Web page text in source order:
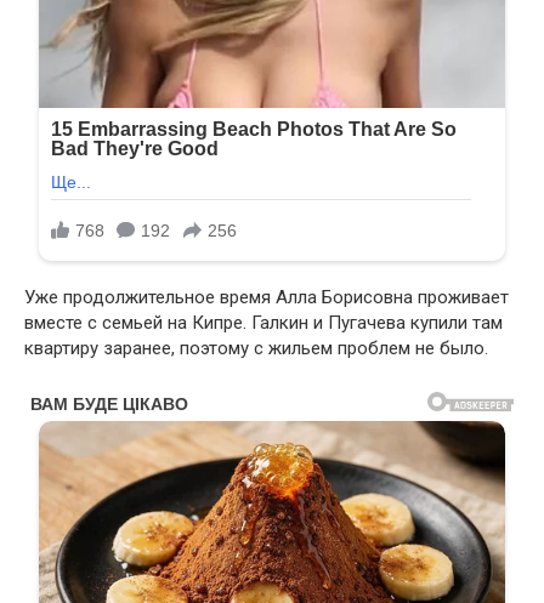
Уже продолжительное время Алла Борисовна проживает
вместе с семьей на Кипре. Галкин и Пугачева купили там
квартиру заранее, поэтому с жильем проблем не было.